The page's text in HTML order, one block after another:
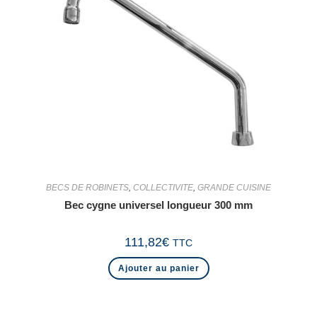
BECS DE ROBINETS COLLECTIVITE GRANDE CUISINE
Bec cygne universel longueur 300 mm
111,82€ TTC
Ajouter au panier